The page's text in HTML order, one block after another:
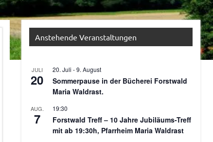
Anstehende Veranstaltungen
JULI
20
20. Juli -9. August
Sommerpause in der Bücherei Forstwald
Maria Waldrast.
AUG.
7
19:30
Forstwald Treff – 10 Jahre Jubiläums-Treff
mit ab 19:30h, Pfarrheim Maria Waldrast